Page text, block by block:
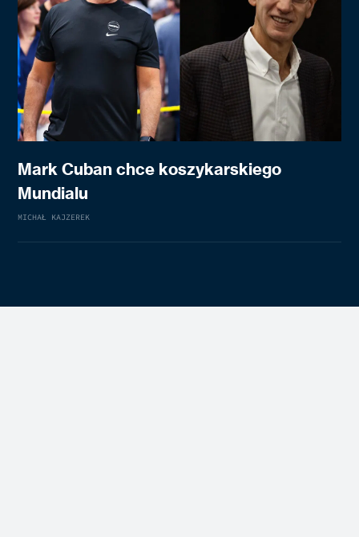
Mark Cuban chce koszykarskiego
Mundialu
MICHAŁ KAJZEREK